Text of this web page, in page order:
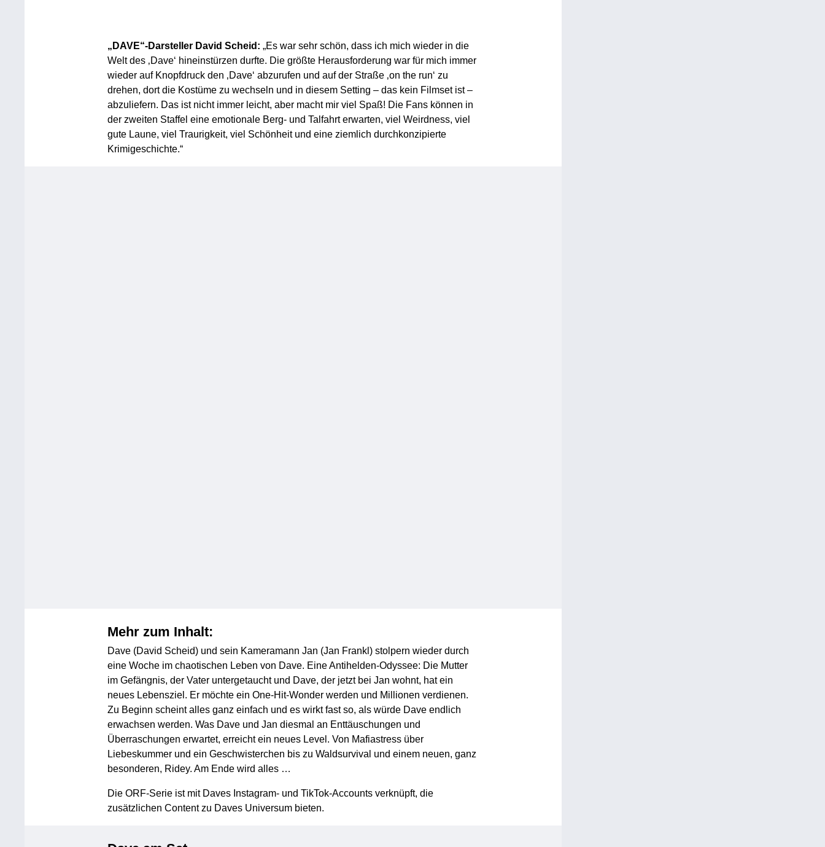
„DAVE“-Darsteller David Scheid: „Es war sehr schön, dass ich mich wieder in die
Welt des ‚Dave‘ hineinstürzen durfte. Die größte Herausforderung war für mich immer
wieder auf Knopfdruck den ‚Dave‘ abzurufen und auf der Straße ‚on the run‘ zu
drehen, dort die Kostüme zu wechseln und in diesem Setting – das kein Filmset ist –
abzuliefern. Das ist nicht immer leicht, aber macht mir viel Spaß! Die Fans können in
der zweiten Staffel eine emotionale Berg- und Talfahrt erwarten, viel Weirdness, viel
gute Laune, viel Traurigkeit, viel Schönheit und eine ziemlich durchkonzipierte
Krimigeschichte.“
Mehr zum Inhalt:
Dave (David Scheid) und sein Kameramann Jan (Jan Frankl) stolpern wieder durch
eine Woche im chaotischen Leben von Dave. Eine Antihelden-Odyssee: Die Mutter
im Gefängnis, der Vater untergetaucht und Dave, der jetzt bei Jan wohnt, hat ein
neues Lebensziel. Er möchte ein One-Hit-Wonder werden und Millionen verdienen.
Zu Beginn scheint alles ganz einfach und es wirkt fast so, als würde Dave endlich
erwachsen werden. Was Dave und Jan diesmal an Enttäuschungen und
Überraschungen erwartet, erreicht ein neues Level. Von Mafiastress über
Liebeskummer und ein Geschwisterchen bis zu Waldsurvival und einem neuen, ganz
besonderen, Ridey. Am Ende wird alles …
Die ORF-Serie ist mit Daves Instagram- und TikTok-Accounts verknüpft, die
zusätzlichen Content zu Daves Universum bieten.